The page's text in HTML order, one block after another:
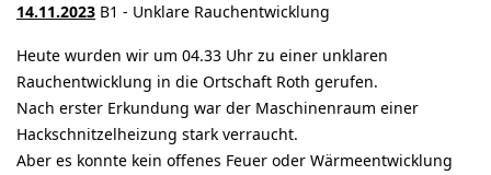
14.11.2023 B1 - Unklare Rauchentwicklung
Heute wurden wir um 04.33 Uhr zu einer unklaren
Rauchentwicklung in die Ortschaft Roth gerufen.
Nach erster Erkundung war der Maschinenraum einer
Hackschnitzelheizung stark verraucht.
Aber es konnte kein offenes Feuer oder Wärmeentwicklung